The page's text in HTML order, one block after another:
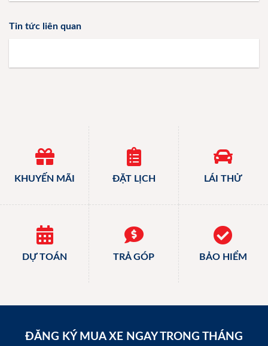
Tin tức liên quan
KHUYẾN MÃI ĐẶT LỊCH LÁI THỬ
DỰ TOÁN TRẢ GÓP BẢO HIỂM
ĐĂNG KÝ MUA XE NGAY TRONG THÁNG